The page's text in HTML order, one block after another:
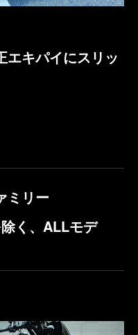
エキパイにスリッ
ミリー
く、ALLモデ